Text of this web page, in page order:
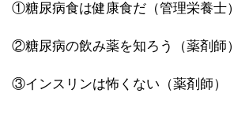
①糖尿病食は健康食だ（管理栄養士）
②糖尿病の飲み薬を知ろう（薬剤師）
③インスリンは怖くない（薬剤師）